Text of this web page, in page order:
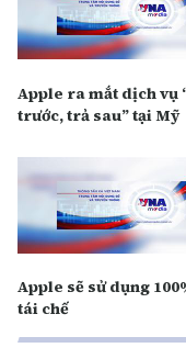
Apple ra mắt dịch vụ
trước, trả sau” tại Mỹ
Apple sẽ sử dụng
tái chế